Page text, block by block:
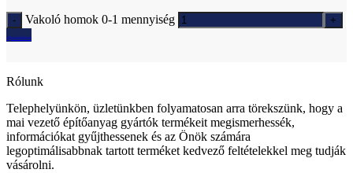
Vakoló homok 0-1 mennyiség
Ajánlatkérés
Rólunk
Telephelyünkön, üzletünkben folyamatosan arra törekszünk, hogy a
mai vezető építőanyag gyártók termékeit megismerhessék,
információkat gyűjthessenek és az Önök számára
legoptimálisabbnak tartott terméket kedvező feltételekkel meg tudják
vásárolni.